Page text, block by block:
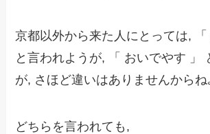
京都以外から来た人にとっては, 「
と言われようが, 「 おいでやす 」
が, さほど違いはありませんからね
どちらを言われても,